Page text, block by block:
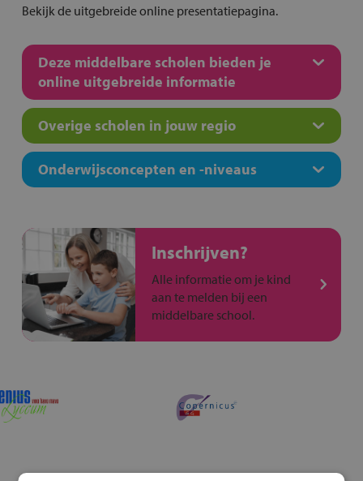
Bekijk de uitgebreide online presentatiepagina.
Deze middelbare scholen bieden je
online uitgebreide informatie
Overige scholen in jouw regio
Onderwijsconcepten en -niveaus
Inschrijven?
Alle informatie om je kind
aan te melden bij een
middelbare school.